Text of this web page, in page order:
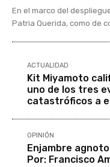
En el marco del
Patria Querida, como de
ACTUALIDAD
Kit Miyamoto
uno de los tres
catastróficos a
OPINIÓN
Enjambre
Por: Francisco